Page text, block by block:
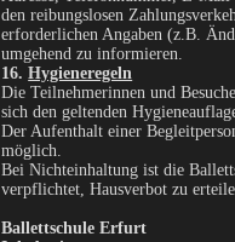
den reibungslosen
erforderlichen Angaben (z.B.
umgehend zu informieren.
16.Hygieneregeln
Die Teilnehmerinnen und
sich den geltenden
Der Aufenthalt einer
möglich.
Bei Nichteinhaltung ist die
verpflichtet, Hausverbot zu
Ballettschule Erfurt